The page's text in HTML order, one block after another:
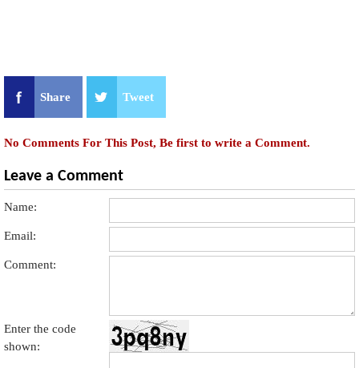
Share Tweet
No Comments For This Post, Be first to write a Comment.
Leave a Comment
Name:
Email:
Comment:
Enter the code
shown: